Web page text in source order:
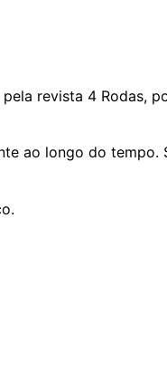
revista 4 Rodas,
ao longo do tempo.